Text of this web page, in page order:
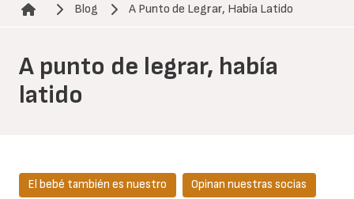
Ruta de navegación
Blog A Punto de Legrar, Había Latido
A punto de legrar, había
latido
El bebé también es nuestro Opinan nuestras socias